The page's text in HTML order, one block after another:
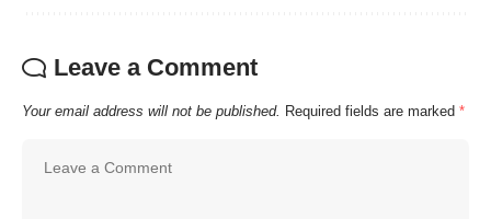
Leave a Comment
Your email address will not be published. Required fields are marked *